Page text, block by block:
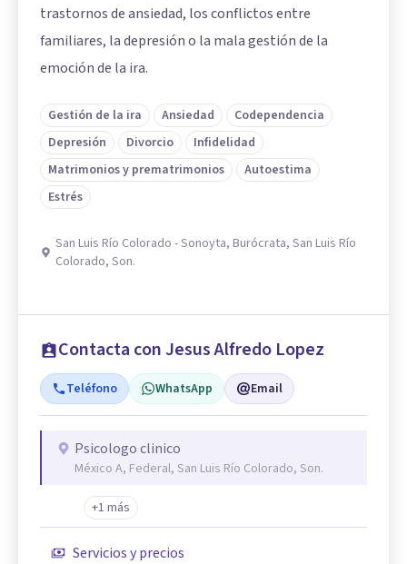
trastornos de ansiedad, los conflictos entre
familiares, la depresión o la mala gestión de la
emoción de la ira.
Gestión de la ira Ansiedad
Codependencia
Depresión
Divorcio
Infidelidad
Matrimonios y prematrimonios
Autoestima
Estrés
San Luis Río Colorado - Sonoyta, Burócrata, San Luis Río
Colorado, Son.
Contacta con Jesus Alfredo Lopez
Teléfono WhatsApp Email
Psicologo clinico
México A, Federal, San Luis Río Colorado, Son.
+1 más
Servicios y precios